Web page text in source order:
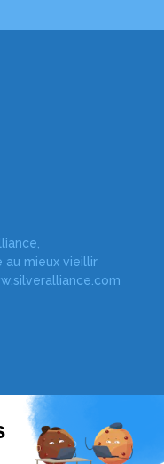
mieux vieillir